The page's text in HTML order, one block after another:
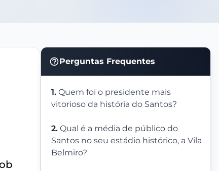
Perguntas Frequentes
1. Quem foi o presidente mais
vitorioso da história do Santos?
2. Qual é a média de público do
Santos no seu estádio histórico, a Vila
Belmiro?